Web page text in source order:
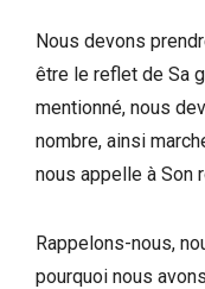
Nous devons
être le reflet de Sa
mentionné, nous
nombre, ainsi
nous appelle à Son
Rappelons-nous,
pourquoi nous